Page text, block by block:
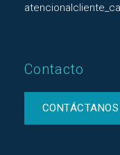
Contacto
CONTÁCTANOS